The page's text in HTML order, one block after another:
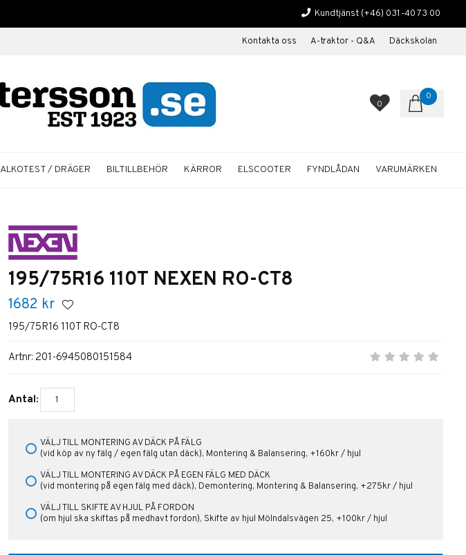
Kundtjänst (+46) 031-40 73 00
Kontakta oss A-traktor - Q&A Däckskolan
0
0
ALKOTEST / DRÄGER BILTILLBEHÖR KÄRROR ELSCOOTER FYNDLÅDAN VARUMÄRKEN
195/75R16 110T NEXEN RO-CT8
1682 kr
195/75R16 110T RO-CT8
Artnr: 201-6945080151584
Antal:
VÄLJ TILL MONTERING AV DÄCK PÅ FÄLG
(vid köp av ny fälg / egen fälg utan däck), Montering & Balansering, +160kr / hjul
VÄLJ TILL MONTERING AV DÄCK PÅ EGEN FÄLG MED DÄCK
(vid montering på egen fälg med däck), Demontering, Montering & Balansering, +275kr / hjul
VÄLJ TILL SKIFTE AV HJUL PÅ FORDON
(om hjul ska skiftas på medhavt fordon), Skifte av hjul Mölndalsvägen 25, +100kr / hjul